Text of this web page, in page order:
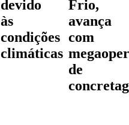
devido
às
condições
climáticas
Frio,
avança
com
de